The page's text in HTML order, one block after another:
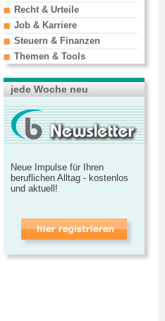
Recht & Urteile
Job & Karriere
Steuern & Finanzen
Themen & Tools
jede Woche neu
Neue Impulse für Ihren
beruflichen Alltag - kostenlos
und aktuell!